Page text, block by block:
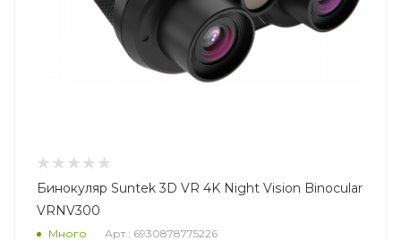
Бинокуляр Suntek 3D VR 4K Night Vision Binocular
VRNV300
Много Арт.: 6930878775226